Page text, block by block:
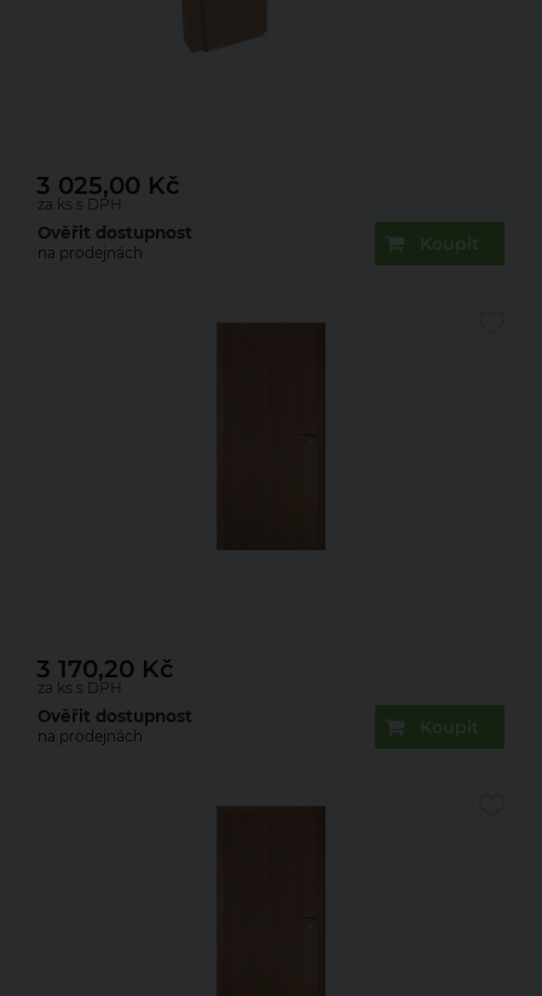
za ks s DPH
3 025,00 Kč
Koupit
Ověřit dostupnost
na prodejnách
za ks s DPH
3 170,20 Kč
Koupit
Ověřit dostupnost
na prodejnách